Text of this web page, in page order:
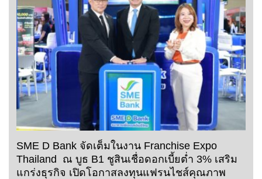
SME D Bank จัดเต็มในงาน Franchise Expo
Thailand ณ บูธ B1 ชูสินเชื่อดอกเบี้ยต่ำ 3% เสริม
แกร่งธุรกิจ เปิดโอกาสลงทุนแฟรนไชส์คุณภาพ